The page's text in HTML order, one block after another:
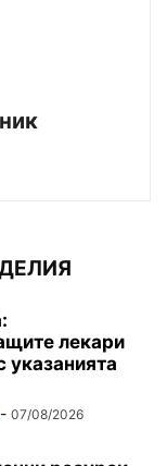
лекари
указанията
- 07/08/2026